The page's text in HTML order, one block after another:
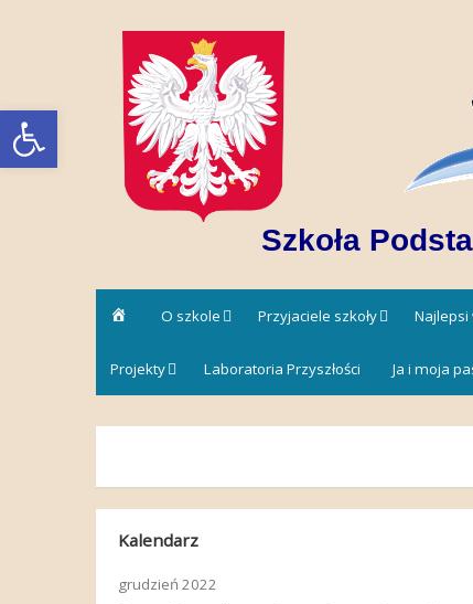
Open toolbar
Szkoła
Strona
główna
O szkole Przyjaciele szkoły Najlepsi
Projekty Laboratoria Przyszłości Ja i moja
Kalendarz
grudzień 2022